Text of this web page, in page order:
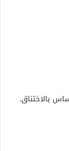
بالاختناق.